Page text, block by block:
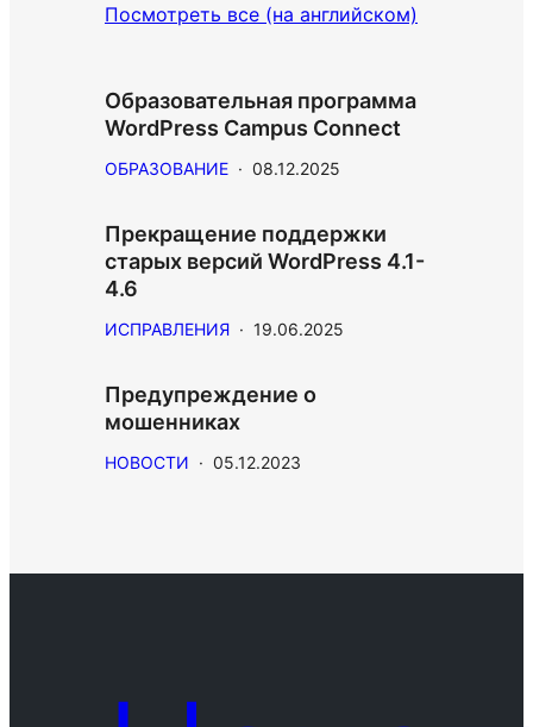
Посмотреть все (на английском)
Образовательная программа
WordPress Campus Connect
ОБРАЗОВАНИЕ · 08.12.2025
Прекращение поддержки
старых версий WordPress 4.1-
4.6
ИСПРАВЛЕНИЯ · 19.06.2025
Предупреждение о
мошенниках
НОВОСТИ · 05.12.2023